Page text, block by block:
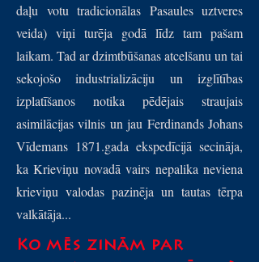
daļu votu tradicionālas Pasaules uztveres
veida) viņi turēja godā līdz tam pašam
laikam. Tad ar dzimtbūšanas atcelšanu un tai
sekojošo industrializāciju un izglītības
izplatīšanos notika pēdējais straujais
asimilācijas vilnis un jau Ferdinands Johans
Vīdemans 1871.gada ekspedīcijā secināja,
ka Krieviņu novadā vairs nepalika neviena
krieviņu valodas pazinēja un tautas tērpa
valkātāja...
Ko mēs zinām par